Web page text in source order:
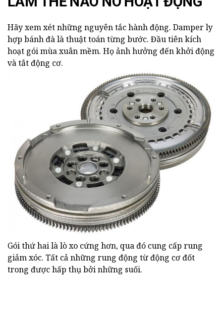
Hãy xem xét những nguyên tắc hành động. Damper ly
hợp bánh đà là thuật toán từng bước. Đầu tiên kích
hoạt gói mùa xuân mềm. Họ ảnh hưởng đến khởi động
và tắt động cơ.
Gói thứ hai là lò xo cứng hơn, qua đó cung cấp rung
giảm xóc. Tất cả những rung động từ động cơ đốt
trong được hấp thụ bởi những suối.